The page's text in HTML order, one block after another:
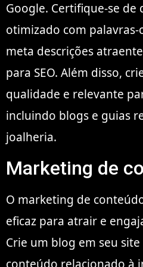
Google. Certifique-se de
otimizado com palavras-
meta descrições
para SEO. Além disso,
qualidade e relevante
incluindo blogs e guias
joalheria.
Marketing de
O marketing de
eficaz para atrair e
Crie um blog em seu
conteúdo relacionado à